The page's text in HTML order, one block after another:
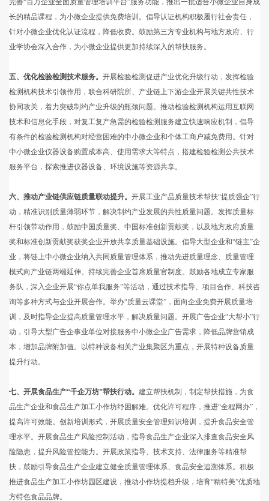
完善“百万企业全面质量管理培训平台”服务功能，推出一批适合小微企业自身成
长的精品课程，为小微企业提供免费培训。倡导认证机构积极履行社会责任，
针对小微企业优化认证流程，降低收费。鼓励第三方专业机构与地方政府、行
业学协会深入合作，为小微企业提供更加持续深入的帮扶服务。
五、优化检验检测技术服务。 开展检验检测促进产业优化升级行动，发挥检验
检测机构技术引领作用，联合科研院所、产业链上下游企业开展关键共性技术
协同攻关，着力突破制约产业升级的瓶颈问题。推动检验检测机构运用互联网
技术和信息化手段，对复工复产急需的检验检测服务建立快速响应机制，倡导
有条件的检验检测机构对经营困难的中小微企业和个体工商户减免费用。针对
中小微企业仪器设备购置成本高、使用需求大等特点，搭建检验检测公共技术
服务平台，探索推进仪器设备、环境设施等资源共享。
六、推动产业链供应链质量联动提升。 开展工业产品质量技术帮扶“提质强企”行
动，精准识别质量薄弱环节，解决制约产业发展的共性质量问题。发挥质量标
杆引领带动作用，鼓励中国质量奖、中国标准创新贡献奖，以及地方政府质量
奖和标准创新贡献奖获奖企业开放共享质量基础设施。倡导大型企业和“链主”企
业，将链上中小微企业纳入共同质量管理体系，推动先进质量理念、质量管理
模式向产业链两端延伸。持续完善企业首席质量官制度。鼓励各地成立专家服
务队，深入企业开展“你点单我服务”等活动，通过技术指导、项目合作、科技咨
询等多种方式与企业开展合作。举办“质量云课堂”，面向企业免费开展质量培
训，及时指导企业提高质量管理水平，解决质量问题。开展广告企业“大帮小”行
动，引导大型广告企事业单位对接服务中小微企业广告需求，降低品牌营销成
本，增加品牌附加值。以特种设备相关产业集聚区为重点，开展特种设备质量
提升行动。
七、开展食品生产“千企万坊”帮扶行动。 建立帮扶机制，制定帮扶措施，为食
品生产企业和食品生产加工小作坊纾困解难。优化许可程序，推进“全程网办”，
提高许可效能。创新培训形式，开展质量安全管理知识培训，提升食品安全管
理水平。开展食品生产风险控制活动，指导食品生产企业深入排查食品安全风
险隐患，提升风险管控能力。开展政策指导、技术支持、法律服务等精准帮
扶，鼓励引导食品生产企业建立健全质量管理体系、食品安全追溯体系。积极
推进食品生产加工小作坊园区建设，推动小作坊提档升级，培育“精特美”优质地
方特色食品品牌。